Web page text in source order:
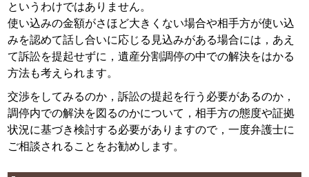
というわけではありません。
使い込みの金額がさほど大きくない場合や相手方が使い込
みを認めて話し合いに応じる見込みがある場合には，あえ
て訴訟を提起せずに，遺産分割調停の中での解決をはかる
方法も考えられます。
交渉をしてみるのか，訴訟の提起を行う必要があるのか，
調停内での解決を図るのかについて，相手方の態度や証拠
状況に基づき検討する必要がありますので，一度弁護士に
ご相談されることをお勧めします。